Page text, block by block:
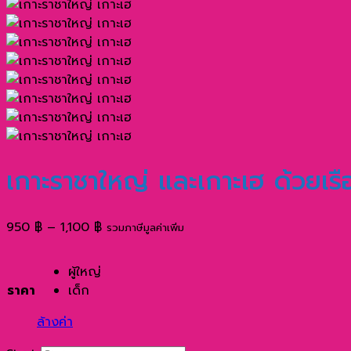
เกาะราชาใหญ่ และเกาะเฮ ด้วยเ
950 ฿ – 1,100 ฿Price
รวมภาษีมูลค่าเพิ่ม
ราคา
ผู้ใหญ่
เด็ก
ล้างค่า